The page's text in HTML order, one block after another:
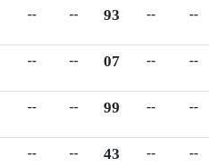
-- -- 93 -- --
-- -- 07 -- --
-- -- 99 -- --
-- -- 43 -- --